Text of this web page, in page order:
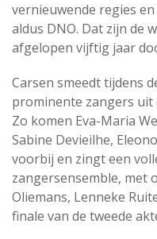
vernieuwende regies
aldus DNO. Dat zijn de
afgelopen vijftig jaar
Carsen smeedt tijdens
prominente zangers uit
Zo komen Eva-Maria
Sabine Devieilhe,
voorbij en zingt een
zangersensemble, met
Oliemans, Lenneke
finale van de tweede